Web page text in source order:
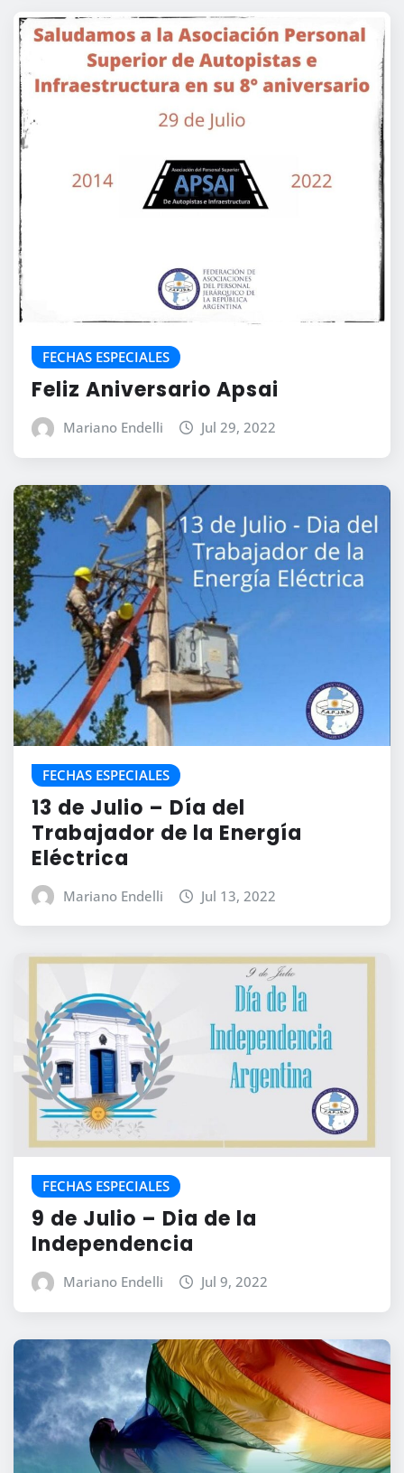
FECHAS ESPECIALES
Feliz Aniversario Apsai
Mariano Endelli Jul 29, 2022
FECHAS ESPECIALES
13 de Julio – Día del
Trabajador de la Energía
Eléctrica
Mariano Endelli Jul 13, 2022
FECHAS ESPECIALES
9 de Julio – Dia de la
Independencia
Mariano Endelli Jul 9, 2022